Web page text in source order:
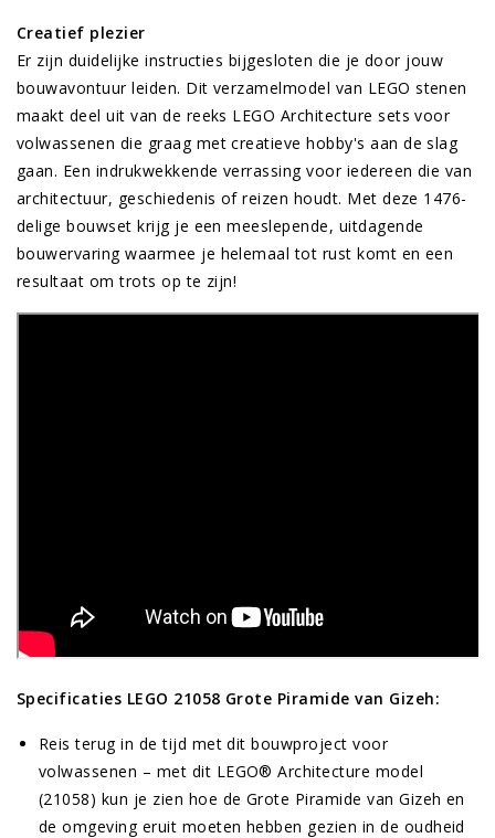
Creatief plezier
Er zijn duidelijke instructies bijgesloten die je door jouw
bouwavontuur leiden. Dit verzamelmodel van LEGO stenen
maakt deel uit van de reeks LEGO Architecture sets voor
volwassenen die graag met creatieve hobby's aan de slag
gaan. Een indrukwekkende verrassing voor iedereen die van
architectuur, geschiedenis of reizen houdt. Met deze 1476-
delige bouwset krijg je een meeslepende, uitdagende
bouwervaring waarmee je helemaal tot rust komt en een
resultaat om trots op te zijn!
Specificaties LEGO 21058 Grote Piramide van Gizeh:
Reis terug in de tijd met dit bouwproject voor
volwassenen – met dit LEGO® Architecture model
(21058) kun je zien hoe de Grote Piramide van Gizeh en
de omgeving eruit moeten hebben gezien in de oudheid